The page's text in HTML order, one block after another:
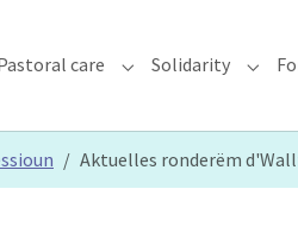
"Archdiocese"
care Submenu for "Faith
Solidarity
Aktuelles ronderëm